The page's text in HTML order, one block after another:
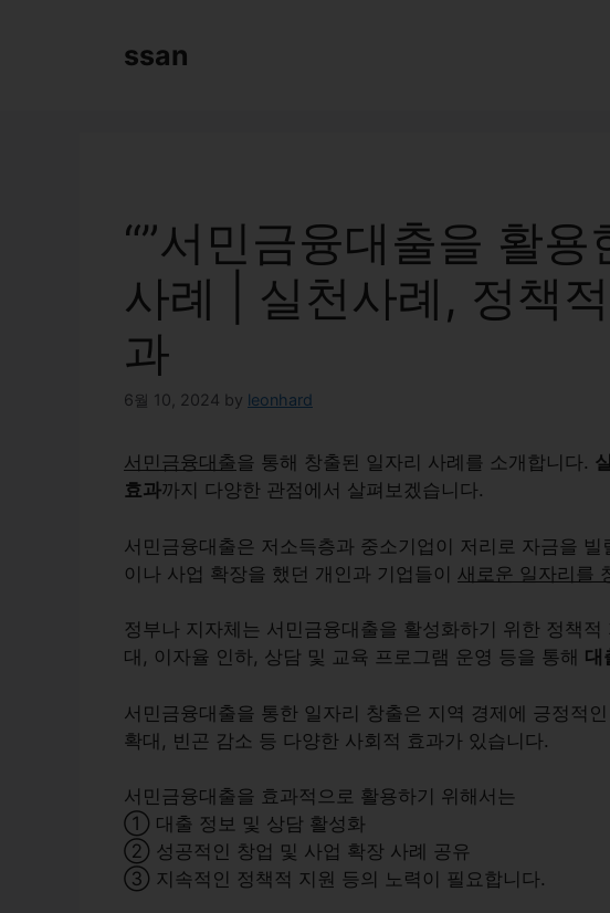
ssan
“”서민금융대출을 활용
사례 | 실천사례, 정책
과
6월 10, 2024 by leonhard
서민금융대출을 통해 창출된 일자리 사례를 소개합니다.
효과까지 다양한 관점에서 살펴보겠습니다.
서민금융대출은 저소득층과 중소기업이 저리로 자금을
이나 사업 확장을 했던 개인과 기업들이 새로운 일자리를
정부나 지자체는 서민금융대출을 활성화하기 위한 정책
대, 이자율 인하, 상담 및 교육 프로그램 운영 등을 통해 대
서민금융대출을 통한 일자리 창출은 지역 경제에 긍정적
확대 , 빈곤 감소 등 다양한 사회적 효과가 있습니다.
서민금융대출을 효과적으로 활용하기 위해서는
① 대출 정보 및 상담 활성화
② 성공적인 창업 및 사업 확장 사례 공유
③ 지속적인 정책적 지원 등의 노력이 필요합니다.